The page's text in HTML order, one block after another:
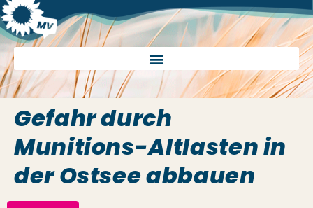
Gefahr durch
Munitions-Altlasten in
der Ostsee abbauen